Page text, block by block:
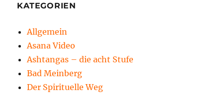
KATEGORIEN
Allgemein
Asana Video
Ashtangas – die acht Stufe
Bad Meinberg
Der Spirituelle Weg